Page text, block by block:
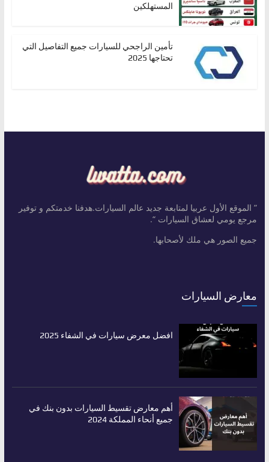
المستهلكين
تأمين الراجحي للسيارات جميع التفاصيل التي
تحتاجها 2025
” الموقع الأول عربيا لمتابعة جديد عالم السيارات.هدفنا خدمتكم و توفير
مرجع يومي لعشاق السيارات “.
جميع الصور هي ملك لأصحابها.
معارض السيارات
افضل معرض سيارات في الشفاء 2025
أهم معارض تقسيط السيارات بدون بنك في
جميع أنحاء المملكة 2024